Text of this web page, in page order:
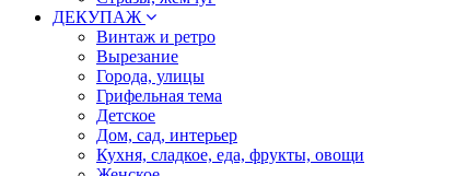
ДЕКУПАЖ
Винтаж и ретро
Вырезание
Города, улицы
Грифельная тема
Детское
Дом, сад, интерьер
Кухня, сладкое, еда, фрукты, овощи